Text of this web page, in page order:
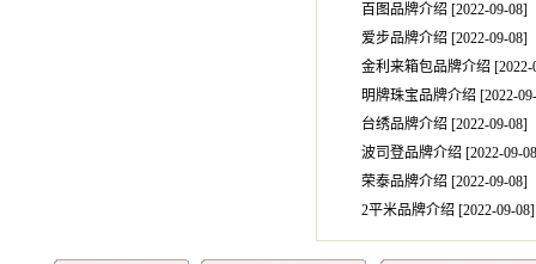
百图品牌介绍 [2022-09-08]
爱步品牌介绍 [2022-09-08]
金利来箱包品牌介绍 [2022-
明牌珠宝品牌介绍 [2022-
台绣品牌介绍 [2022-09-08]
波司登品牌介绍 [2022-09-
荣泰品牌介绍 [2022-09-08]
2平米品牌介绍 [2022-09-08]